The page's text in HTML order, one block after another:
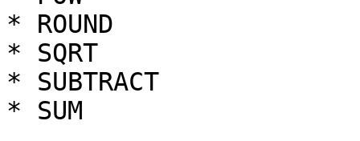
* ROUND
* SQRT
* SUBTRACT
* SUM